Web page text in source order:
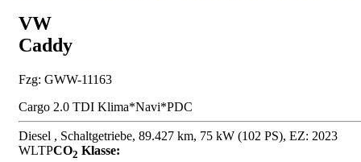
VW
Caddy
Fzg: GWW-11163
Cargo 2.0 TDI Klima*Navi*PDC
Diesel , Schaltgetriebe, 89.427 km, 75 kW (102 PS), EZ: 2023
WLTPCO2 Klasse: